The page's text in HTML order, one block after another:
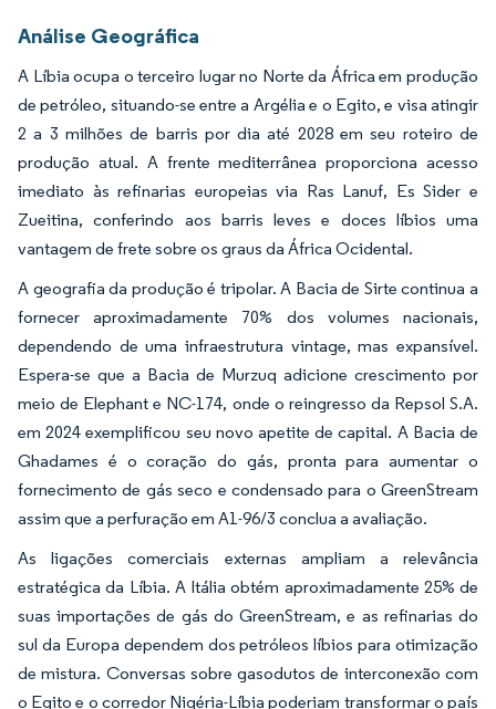
Análise Geográfica
A Líbia ocupa o terceiro lugar no Norte da África em produção
de petróleo, situando-se entre a Argélia e o Egito, e visa atingir
2 a 3 milhões de barris por dia até 2028 em seu roteiro de
produção atual. A frente mediterrânea proporciona acesso
imediato às refinarias europeias via Ras Lanuf, Es Sider e
Zueitina, conferindo aos barris leves e doces líbios uma
vantagem de frete sobre os graus da África Ocidental.
A geografia da produção é tripolar. A Bacia de Sirte continua a
fornecer aproximadamente 70% dos volumes nacionais,
dependendo de uma infraestrutura vintage, mas expansível.
Espera-se que a Bacia de Murzuq adicione crescimento por
meio de Elephant e NC-174, onde o reingresso da Repsol S.A.
em 2024 exemplificou seu novo apetite de capital. A Bacia de
Ghadames é o coração do gás, pronta para aumentar o
fornecimento de gás seco e condensado para o GreenStream
assim que a perfuração em A1-96/3 conclua a avaliação.
As ligações comerciais externas ampliam a relevância
estratégica da Líbia. A Itália obtém aproximadamente 25% de
suas importações de gás do GreenStream, e as refinarias do
sul da Europa dependem dos petróleos líbios para otimização
de mistura. Conversas sobre gasodutos de interconexão com
o Egito e o corredor Nigéria-Líbia poderiam transformar o país